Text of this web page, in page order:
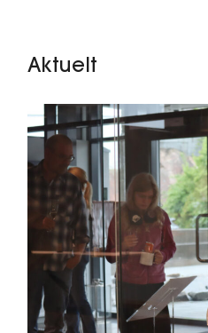
Aktuelt